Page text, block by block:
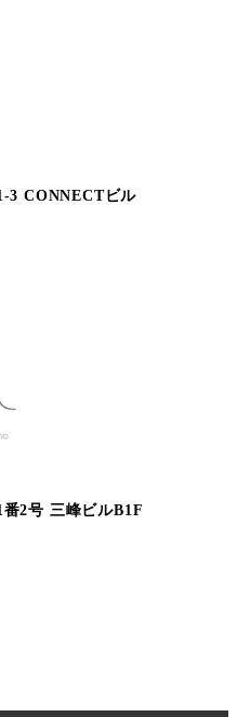
3 CONNECTビル
2号 三峰ビルB1F